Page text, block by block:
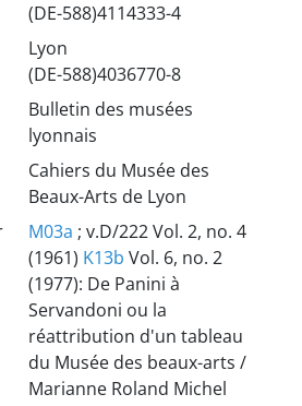
(DE-588)4114333-4
Lyon
(DE-588)4036770-8
Bulletin des musées
lyonnais
Cahiers du Musée des
Beaux-Arts de Lyon
M03a ; v.D/222 Vol. 2, no. 4
(1961) K13b Vol. 6, no. 2
(1977): De Panini à
Servandoni ou la
réattribution d'un tableau
du Musée des beaux-arts /
Marianne Roland Michel